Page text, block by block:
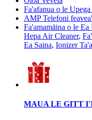
Fa'afanua o le
AMP Telefoni
Fa'amamāina o le
Hepa Air Cleaner,
Ea Saina, Ionizer
MAUA LE GITT